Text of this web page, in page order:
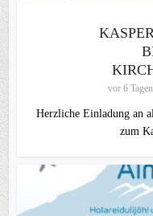
vor 6 Tagen
Herzliche Einladung an
zum